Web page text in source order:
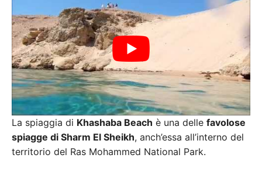
La spiaggia di Khashaba Beach è una delle favolose
spiagge di Sharm El Sheikh, anch’essa all’interno del
territorio del Ras Mohammed National Park.